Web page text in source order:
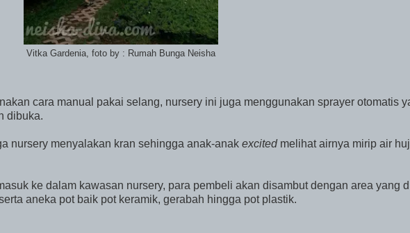
Vitka Gardenia, foto by : Rumah Bunga Neisha
cara manual pakai selang, nursery ini juga menggunakan sprayer otomatis
dibuka.
nursery menyalakan kran sehingga anak-anak excited melihat airnya mirip air
ke dalam kawasan nursery, para pembeli akan disambut dengan area yang
aneka pot baik pot keramik, gerabah hingga pot plastik.